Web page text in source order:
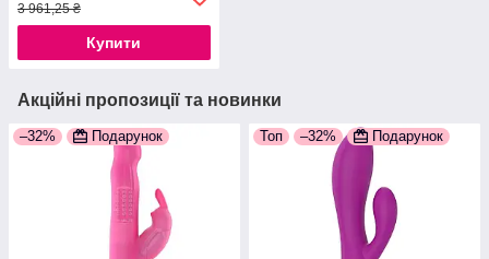
3 961,25 ₴
Купити
Акційні пропозиції та новинки
–32% Подарунок Топ –32% Подарунок